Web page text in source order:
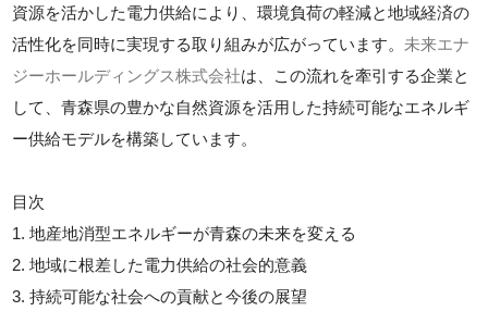
資源を活かした電力供給により、環境負荷の軽減と地域経済の
活性化を同時に実現する取り組みが広がっています。 未来エナ
ジーホールディングス株式会社は、この流れを牽引する企業と
して、青森県の豊かな自然資源を活用した持続可能なエネルギ
ー供給モデルを構築しています。
目次
1. 地産地消型エネルギーが青森の未来を変える
2. 地域に根差した電力供給の社会的意義
3. 持続可能な社会への貢献と今後の展望